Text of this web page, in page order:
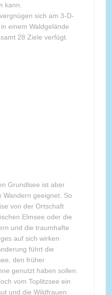
kann.
sich am 3-D-
einem Waldgelände
28 Ziele verfügt.
Grundlsee ist aber
geeignet. So
von der Ortschaft
Elmsee oder die
und die traumhafte
auf sich wirken
führt die
den früher
genutzt haben sollen.
vom Toplitzsee ein
und die Wildfrauen